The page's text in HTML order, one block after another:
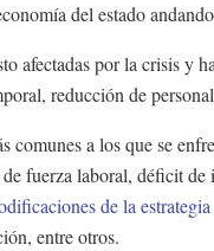
del estado
afectadas por la crisis y
reducción de
comunes a los que se
fuerza laboral, déficit de
de la
entre otros.